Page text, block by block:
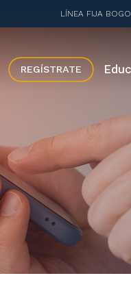
LÍNEA FIJA
REGÍSTRATE